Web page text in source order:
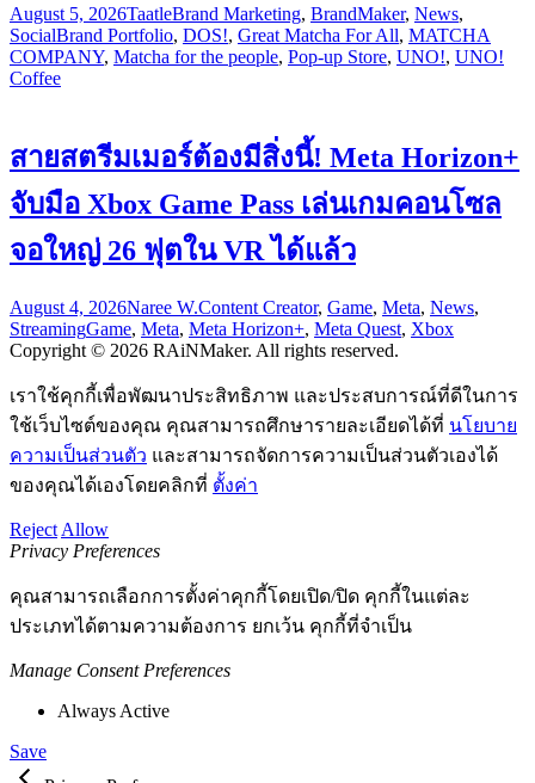
August 5, 2026TaatleBrand Marketing, BrandMaker, News,
SocialBrand Portfolio, DOS!, Great Matcha For All, MATCHA
COMPANY, Matcha for the people, Pop-up Store, UNO!, UNO!
Coffee
สายสตรีมเมอร์ต้องมีสิ่งนี้! Meta Horizon+
จับมือ Xbox Game Pass เล่นเกมคอนโซล
จอใหญ่ 26 ฟุตใน VR ได้แล้ว
August 4, 2026Naree W.Content Creator, Game, Meta, News,
StreamingGame, Meta, Meta Horizon+, Meta Quest, Xbox
Copyright © 2026 RAiNMaker. All rights reserved.
เราใช้คุกกี้เพื่อพัฒนาประสิทธิภาพ และประสบการณ์ที่ดีในการ
ใช้เว็บไซต์ของคุณ คุณสามารถศึกษารายละเอียดได้ที่ นโยบาย
ความเป็นส่วนตัว และสามารถจัดการความเป็นส่วนตัวเองได้
ของคุณได้เองโดยคลิกที่ ตั้งค่า
Reject Allow
Privacy Preferences
คุณสามารถเลือกการตั้งค่าคุกกี้โดยเปิด/ปิด คุกกี้ในแต่ละ
ประเภทได้ตามความต้องการ ยกเว้น คุกกี้ที่จำเป็น
Manage Consent Preferences
Always Active
Save